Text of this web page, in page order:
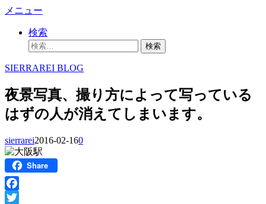
コ
へ
ス
キ
ッ
プ
メニュー
検索
検
SIERRAREI BLOG
夜景写真、撮り方によって写っている
はずの人が消えてしまいます。
sierrarei2016-02-160
Share
Facebook